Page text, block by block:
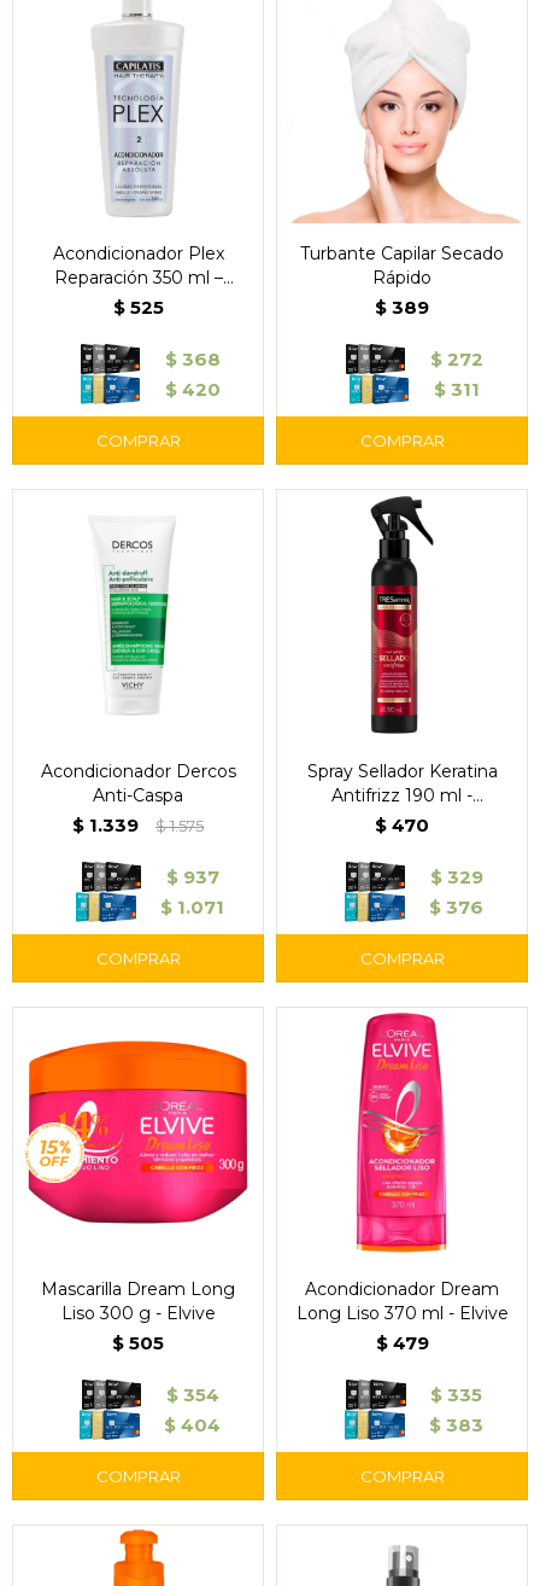
Acondicionador Plex
Reparación 350 ml –
Capilatis
$ 525
$ 368
$ 420
Turbante Capilar Secado
Rápido
$ 389
$ 272
$ 311
Acondicionador Dercos
Anti-Caspa
$ 1.339 $1.575
$ 937
$ 1.071
Spray Sellador Keratina
Antifrizz 190 ml -
TRESemmé
$ 470
$ 329
$ 376
Mascarilla Dream Long
Liso 300 g - Elvive
$ 505
$ 354
$ 404
Acondicionador Dream
Long Liso 370 ml - Elvive
$ 479
$ 335
$ 383